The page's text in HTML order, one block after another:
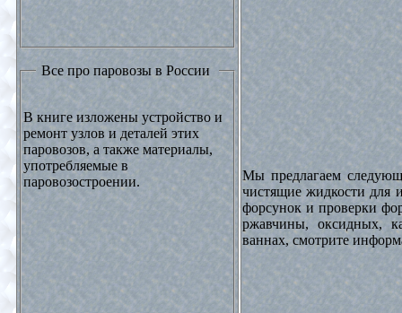
Все про паровозы в России
В книге изложены устройство и
ремонт узлов и деталей этих
паровозов, а также материалы,
употребляемые в
паровозостроении.
Мы предлагаем
чистящие жидкости для
форсунок и проверки
ржавчины, оксидных,
ваннах, смотрите